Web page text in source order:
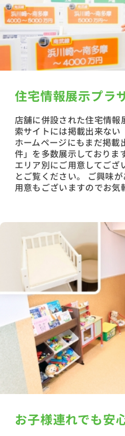
住宅情報展示プラ
店舗に併設された住宅情
索サイトには掲載出来ない
ホームページにもまだ掲載
件」を多数展示しております
エリア別にご用意してござ
とご覧ください。 ご興味
用意もございますのでお気
お子様連れでも安